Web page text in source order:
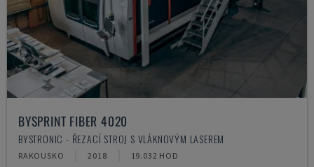
BYSPRINT FIBER 4020
BYSTRONIC - ŘEZACÍ STROJ S VLÁKNOVÝM LASEREM
RAKOUSKO 2018 19.032 HOD